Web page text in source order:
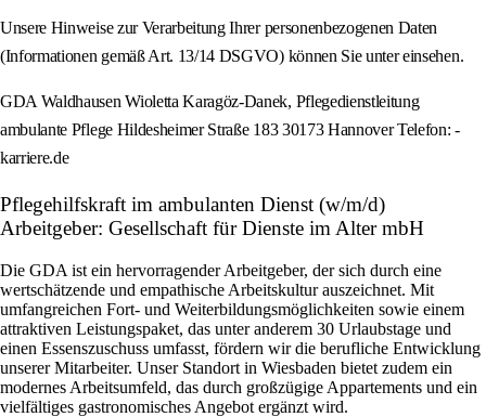
Unsere Hinweise zur Verarbeitung Ihrer personenbezogenen Daten
(Informationen gemäß Art. 13/14 DSGVO) können Sie unter einsehen.
GDA Waldhausen Wioletta Karagöz-Danek, Pflegedienstleitung
ambulante Pflege Hildesheimer Straße 183 30173 Hannover Telefon: -
karriere.de
Pflegehilfskraft im ambulanten Dienst (w/m/d)
Arbeitgeber: Gesellschaft für Dienste im Alter mbH
Die GDA ist ein hervorragender Arbeitgeber, der sich durch eine
wertschätzende und empathische Arbeitskultur auszeichnet. Mit
umfangreichen Fort- und Weiterbildungsmöglichkeiten sowie einem
attraktiven Leistungspaket, das unter anderem 30 Urlaubstage und
einen Essenszuschuss umfasst, fördern wir die berufliche Entwicklung
unserer Mitarbeiter. Unser Standort in Wiesbaden bietet zudem ein
modernes Arbeitsumfeld, das durch großzügige Appartements und ein
vielfältiges gastronomisches Angebot ergänzt wird.